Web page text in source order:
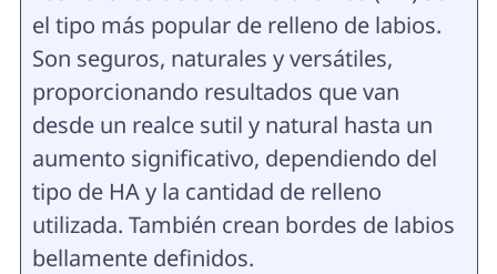
el tipo más popular de relleno de labios.
Son seguros, naturales y versátiles,
proporcionando resultados que van
desde un realce sutil y natural hasta un
aumento significativo, dependiendo del
tipo de HA y la cantidad de relleno
utilizada. También crean bordes de labios
bellamente definidos.